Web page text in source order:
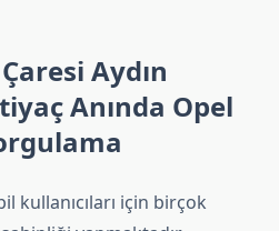
Aydın
Anında Opel
kullanıcıları için birçok